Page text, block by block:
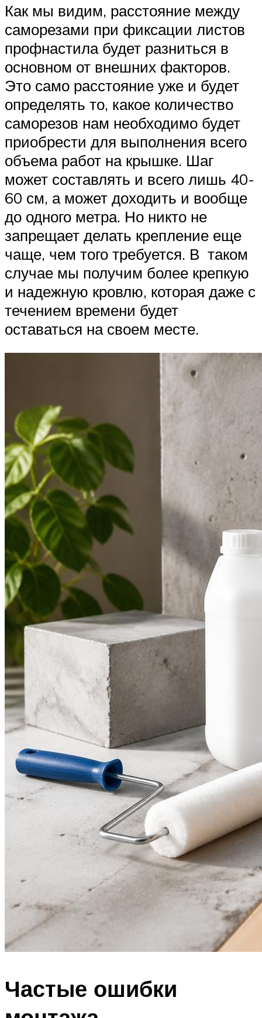
Как мы видим, расстояние между
саморезами при фиксации листов
профнастила будет разниться в
основном от внешних факторов.
Это само расстояние уже и будет
определять то, какое количество
саморезов нам необходимо будет
приобрести для выполнения всего
объема работ на крышке. Шаг
может составлять и всего лишь 40-
60 см, а может доходить и вообще
до одного метра. Но никто не
запрещает делать крепление еще
чаще, чем того требуется. В таком
случае мы получим более крепкую
и надежную кровлю, которая даже с
течением времени будет
оставаться на своем месте.
Частые ошибки